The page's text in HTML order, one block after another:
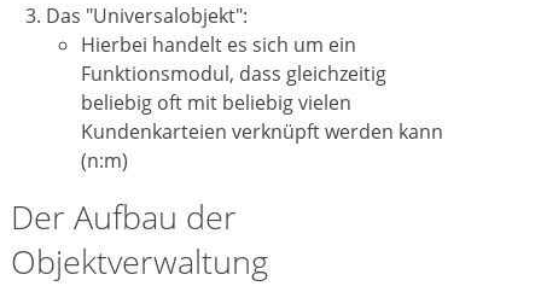
Das "Universalobjekt":
Hierbei handelt es sich um ein
Funktionsmodul, dass gleichzeitig
beliebig oft mit beliebig vielen
Kundenkarteien verknüpft werden kann
(n:m)
Der Aufbau der
Objektverwaltung